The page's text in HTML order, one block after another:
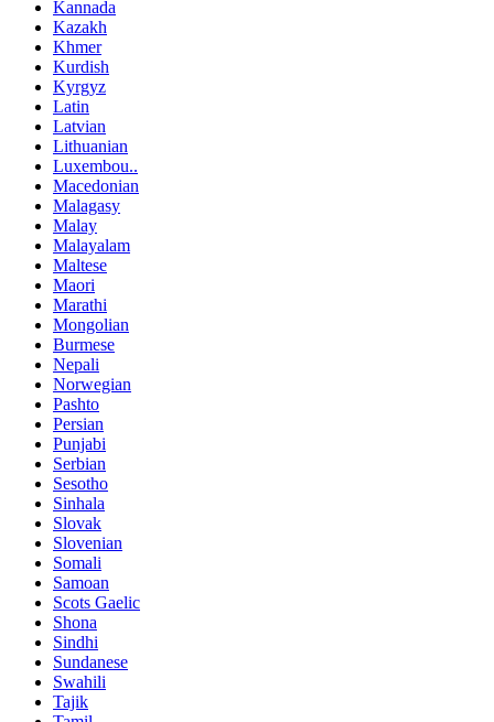
Kannada
Kazakh
Khmer
Kurdish
Kyrgyz
Latin
Latvian
Lithuanian
Luxembou..
Macedonian
Malagasy
Malay
Malayalam
Maltese
Maori
Marathi
Mongolian
Burmese
Nepali
Norwegian
Pashto
Persian
Punjabi
Serbian
Sesotho
Sinhala
Slovak
Slovenian
Somali
Samoan
Scots Gaelic
Shona
Sindhi
Sundanese
Swahili
Tajik